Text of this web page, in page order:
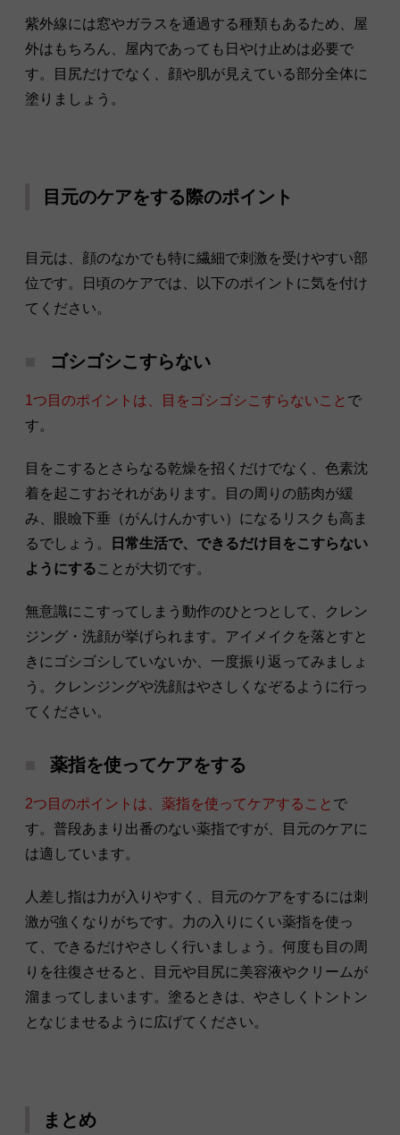
紫外線には窓やガラスを通過する種類もあるため、屋
外はもちろん、屋内であっても日やけ止めは必要で
す。目尻だけでなく、顔や肌が見えている部分全体に
塗りましょう。
目元のケアをする際のポイント
目元は、顔のなかでも特に繊細で刺激を受けやすい部
位です。日頃のケアでは、以下のポイントに気を付け
てください。
ゴシゴシこすらない
1つ目のポイントは、目をゴシゴシこすらないこと で
す。
目をこするとさらなる乾燥を招くだけでなく、色素沈
着を起こすおそれがあります。目の周りの筋肉が緩
み、眼瞼下垂（がんけんかすい）になるリスクも高ま
るでしょう。
日常生活で、できるだけ目をこすらない
ようにすることが大切です。
無意識にこすってしまう動作のひとつとして、クレン
ジング・洗顔が挙げられます。アイメイクを落とすと
きにゴシゴシしていないか、一度振り返ってみましょ
う。クレンジングや洗顔はやさしくなぞるように行っ
てください。
薬指を使ってケアをする
2つ目のポイントは、薬指を使ってケアすること で
す。普段あまり出番のない薬指ですが、目元のケアに
は適しています。
人差し指は力が入りやすく、目元のケアをするには刺
激が強くなりがちです。力の入りにくい薬指を使っ
て、できるだけやさしく行いましょう。何度も目の周
りを往復させると、目元や目尻に美容液やクリームが
溜まってしまいます。塗るときは、やさしくトントン
となじませるように広げてください。
まとめ